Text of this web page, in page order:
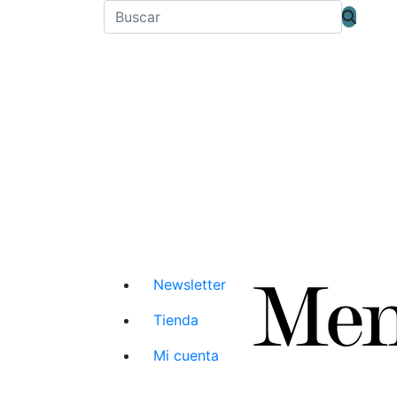
Newsletter
Tienda
Mi cuenta